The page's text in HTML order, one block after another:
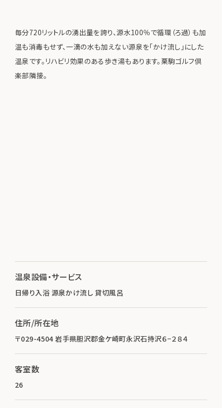
毎分720リットルの湧出量を誇り、源水100％で循環（ろ過）も加
温も消毒もせず、一滴の水も加えない源泉を「かけ流し」にした
温泉です。リハビリ効果のある歩き湯もあります。栗駒ゴルフ倶
楽部隣接。
温泉設備・サービス
日帰り入浴 源泉かけ流し 貸切風呂
住所/所在地
〒029-4504 岩手県胆沢郡金ケ崎町永沢石持沢６−２８４
客室数
26